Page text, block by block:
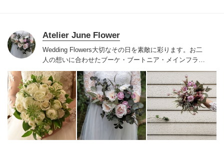
Atelier June Flower
Wedding Flowers大切なその日を素敵に彩ります。 お二
人の想いに合わせたブーケ・ブートニア・メインフラワ
ー・テーブルフラワー好み、テーマ、季節に添ってご提
案、スタイリングいたします。